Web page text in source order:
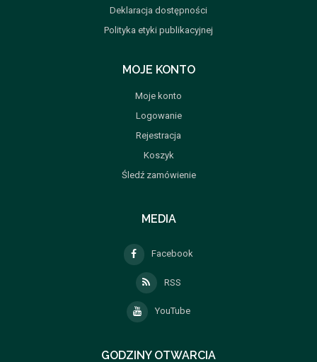
Deklaracja dostępności
Polityka etyki publikacyjnej
MOJE KONTO
Moje konto
Logowanie
Rejestracja
Koszyk
Śledź zamówienie
MEDIA
Facebook
RSS
YouTube
GODZINY OTWARCIA